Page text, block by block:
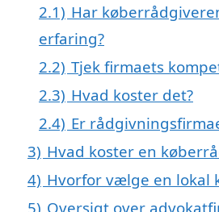
2.1) Har
erfaring?
2.2) Tjek firmaets
2.3) Hvad koster det?
2.4) Er
3) Hvad koster en
4) Hvorfor vælge en lokal
5) Oversigt over